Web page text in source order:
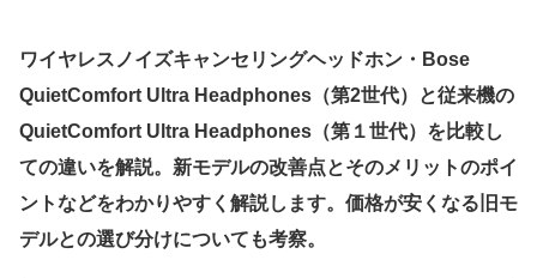
ワイヤレスノイズキャンセリングヘッドホン・Bose
QuietComfort Ultra Headphones（第2世代）と従来機の
QuietComfort Ultra Headphones（第１世代）を比較し
ての違いを解説。新モデルの改善点とそのメリットのポイ
ントなどをわかりやすく解説します。価格が安くなる旧モ
デルとの選び分けについても考察。